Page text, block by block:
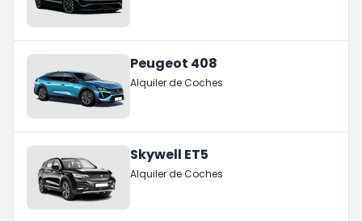
Peugeot 408
Alquiler de Coches
Skywell ET5
Alquiler de Coches